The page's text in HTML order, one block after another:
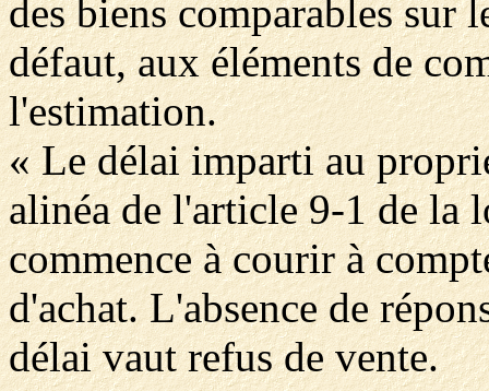
des biens comparables sur
défaut, aux éléments de
l'estimation.
« Le délai imparti au
alinéa de l'article 9-1 de la
commence à courir à
d'achat. L'absence de
délai vaut refus de vente.